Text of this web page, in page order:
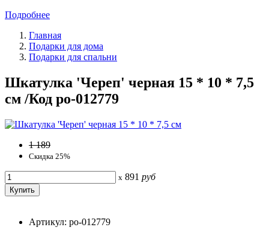
Подробнее
Главная
Подарки для дома
Подарки для спальни
Шкатулка 'Череп' черная 15 * 10 * 7,5
см /Код po-012779
1 189
Скидка 25%
x 891 руб
Артикул: po-012779